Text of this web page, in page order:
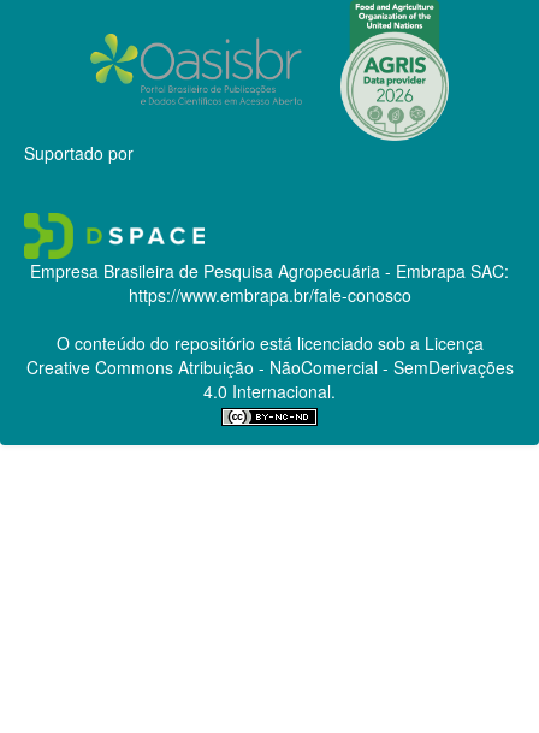
Suportado por
Empresa Brasileira de Pesquisa Agropecuária - Embrapa SAC:
https://www.embrapa.br/fale-conosco
O conteúdo do repositório está licenciado sob a Licença
Creative CommonsAtribuição - NãoComercial - SemDerivações
4.0 Internacional.